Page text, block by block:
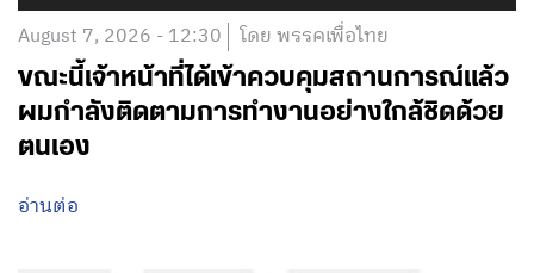
August 7, 2026 - 12:30 โดย พรรคเพื่อไทย
ขณะนี้เจ้าหน้าที่ได้เข้าควบคุมสถานการณ์แล้ว
ผมกำลังติดตามการทำงานอย่างใกล้ชิดด้วย
ตนเอง
อ่านต่อ